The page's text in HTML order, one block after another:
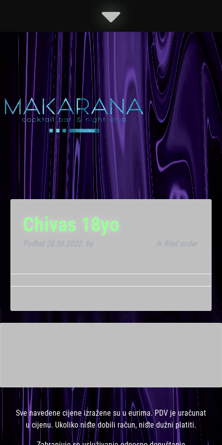
Chivas 18yo
Posted 28.06.2022. by & filed under
.
Sve navedene cijene izražene su u eurima. PDV je uračunat
u cijenu. Ukoliko niste dobili račun, niste dužni platiti.